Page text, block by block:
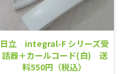
日立 integral-F シリーズ受
話器＋カールコード(白) 送
料550円（税込）